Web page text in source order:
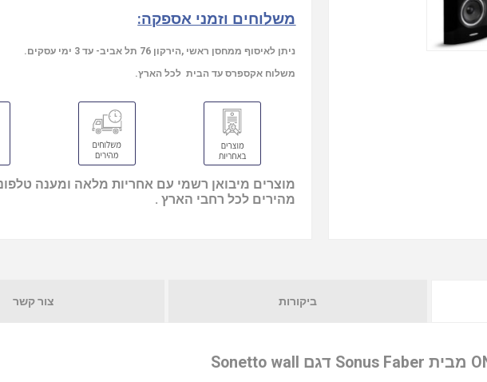
משלוחים וזמני אספקה:
ניתן לאיסוף ממחסן ראשי ,הירקון 76 תל אביב- עד 3 ימי עסקים.
משלוח אקספרס עד הבית לכל הארץ.
מוצרים מיבואן רשמי עם אחריות מלאה ומענה
מהירים לכל רחבי הארץ .
ביקורות צור קשר